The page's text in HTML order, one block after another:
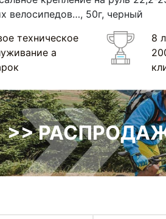
велосипедов…, 50г, черный
техническое
а
8
>>